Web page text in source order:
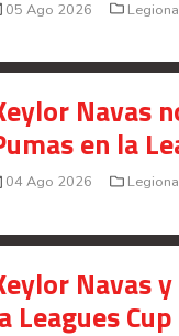
05 Ago 2026
Navas
en la
04 Ago 2026
Navas
Leagues Cup